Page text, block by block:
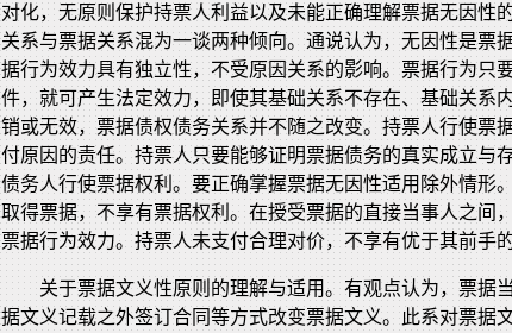
对化，无原则保护持票人利益以及未能正确理解票据无因性
关系与票据关系混为一谈两种倾向。通说认为，无因性是票
据行为效力具有独立性，不受原因关系的影响。票据行为只
件，就可产生法定效力，即使其基础关系不存在、基础关系
销或无效，票据债权债务关系并不随之改变。持票人行使票
付原因的责任。持票人只要能够证明票据债务的真实成立与
债务人行使票据权利。要正确掌握票据无因性适用除外情形
取得票据，不享有票据权利。在授受票据的直接当事人之间
票据行为效力。持票人未支付合理对价，不享有优于其前手
关于票据文义性原则的理解与适用。有观点认为，票据
据文义记载之外签订合同等方式改变票据文义。此系对票据